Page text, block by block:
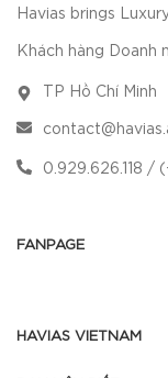
Havias brings
Khách hàng Doanh
TP Hồ Chí Minh
0.929.626.118 /
FANPAGE
HAVIAS VIETNAM